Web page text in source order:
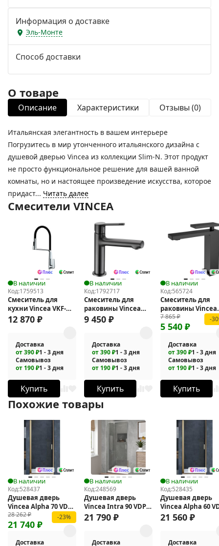
Информация о доставке
Эль-Монте
Способ доставки
О товаре
Описание Характеристики Отзывы (0)
Итальянская элегантность в вашем интерьере
Погрузитесь в мир утонченного итальянского дизайна с
душевой дверью Vincea из коллекции Slim-N. Этот продукт
не просто функциональное решение для вашей ванной
комнаты, но и настоящее произведение искусства, которое
придаст... Читать далее
Смесители VINCEA
В наличии
Код:1759513
Смеситель для
кухни Vincea VKF-
118CH
12 870 ₽
Доставка
от 390 ₽1 - 3 дня
Самовывоз
от 190 ₽1 - 3 дня
Купить
В наличии
Код:1792717
Смеситель для
раковины Vincea
Феерие (Feerie) VBF-
9 450 ₽
Доставка
от 390 ₽1 - 3 дня
Самовывоз
от 190 ₽1 - 3 дня
Купить
В наличии
Код:565724
Смеситель для
раковины Vincea
Dice VBF-2DS1MB
7 865₽
5 540 ₽
-
Доставка
от 390 ₽1 - 3 дня
Самовывоз
от 190 ₽1 - 3 дня
Купить
Похожие товары
В наличии
Код:528437
Душевая дверь
Vincea Alpha 70 VDP-
3AL700CLG
28 262₽
21 740 ₽
-23%
Доставка
В наличии
Код:248569
Душевая дверь
Vincea Intra 90 VDP-
1I8090CL
21 790 ₽
Доставка
В наличии
Код:528435
Душевая дверь
Vincea Alpha 60
3AL600CLG
21 560 ₽
Доставка